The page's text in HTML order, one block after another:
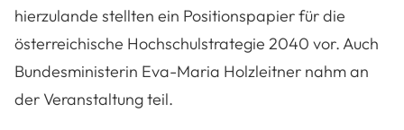
hierzulande stellten ein Positionspapier für die
österreichische Hochschulstrategie 2040 vor. Auch
Bundesministerin Eva-Maria Holzleitner nahm an
der Veranstaltung teil.